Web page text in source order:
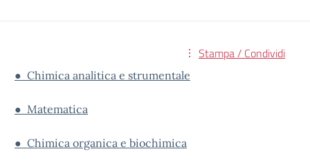
Stampa / Condividi
● Chimica analitica e strumentale
● Matematica
● Chimica organica e biochimica